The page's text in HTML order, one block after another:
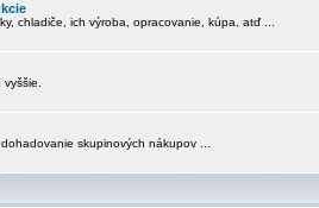
chladiče, ich výroba, opracovanie, kúpa, atď ...
skupinových nákupov ...